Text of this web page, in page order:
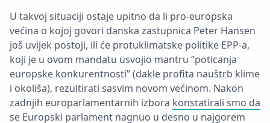
U takvoj situaciji ostaje upitno da li pro-europska
većina o kojoj govori danska zastupnica Peter Hansen
još uvijek postoji, ili će protuklimatske politike EPP-a,
koji je u ovom mandatu usvojio mantru “poticanja
europske konkurentnosti” (dakle profita nauštrb klime
i okoliša), rezultirati sasvim novom većinom. Nakon
zadnjih europarlamentarnih izbora konstatirali smo da
se Europski parlament nagnuo u desno u najgorem